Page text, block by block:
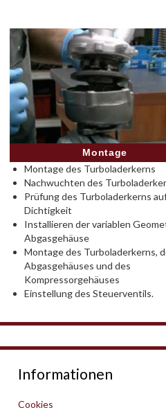
Montage
Montage des Turboladerkerns
Nachwuchten des
Prüfung des Turboladerkerns
Dichtigkeit
Installieren der variablen
Abgasgehäuse
Montage des Turboladerkerns,
Abgasgehäuses und des
Kompressorgehäuses
Einstellung des Steuerventils.
Informationen
Cookies